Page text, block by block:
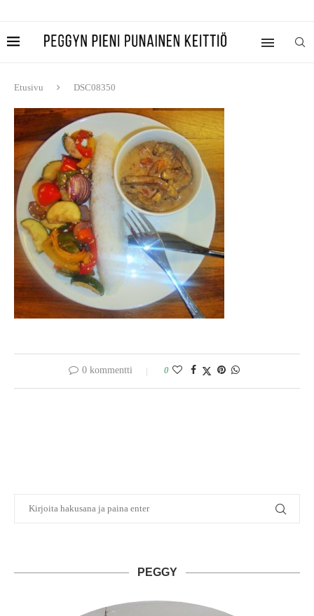
Etusivu DSC08350
0 kommentti 0
PEGGY